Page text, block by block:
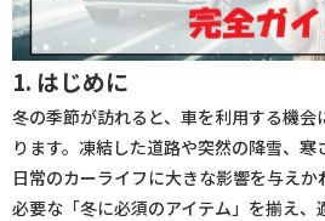
1. はじめに
冬の季節が訪れると、車を利用する機
ります。凍結した道路や突然の降雪、寒
日常のカーライフに大きな影響を与え
必要な「冬に必須のアイテム」を揃え、